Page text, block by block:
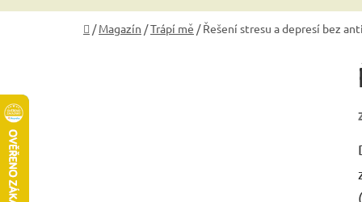
Domů
/ Magazín /Trápí mě / Řešení stresu a depresí bez